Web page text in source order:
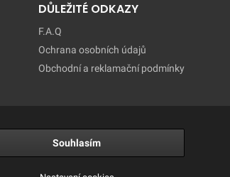
DŮLEŽITÉ ODKAZY
F.A.Q
Ochrana osobních údajů
Obchodní a reklamační podmínky
Souhlasím